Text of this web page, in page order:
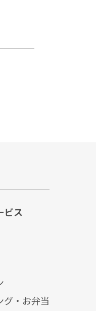
ビス
グ・お弁当